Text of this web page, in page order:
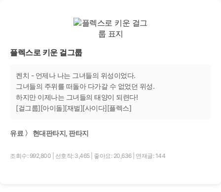
플렉스로 키운 걸그룹
켄치 - 언제나 나는 그녀들의 위성이었다.
그녀들의 주위를 떠돌아 다가갈 수 없었던 위성.
하지만 이제나는 그녀들의 태양이 되련다!
[걸그룹][아이돌][재벌][사이다][플렉스]
유료 〉 현대판타지, 판타지
조회수: 992,800 선호작: 3,465 좋아요: 20,636 연재글: 144